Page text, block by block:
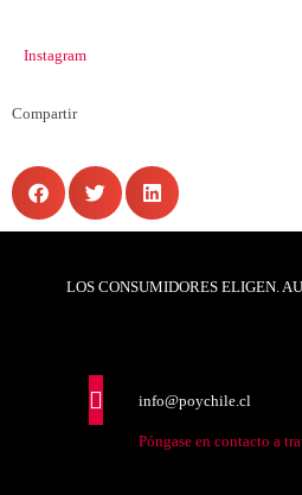
Instagram
Compartir
LOS CONSUMIDORES ELIGEN.
info@poychile.cl
Póngase en contacto a